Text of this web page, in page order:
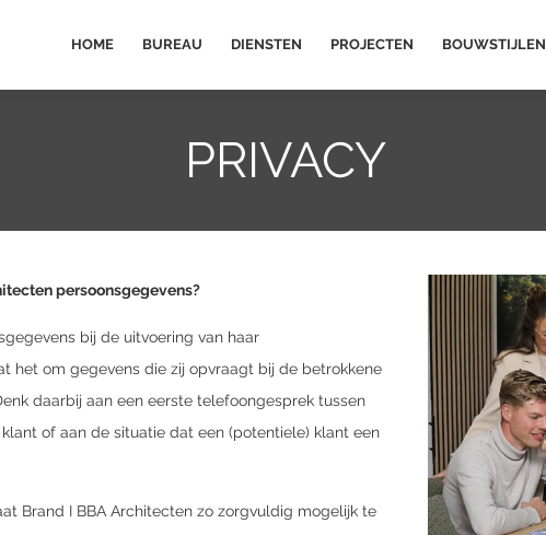
HOME BUREAU DIENSTEN PROJECTEN BOUWSTIJLEN
PRIVACY
persoonsgegevens?
bij de uitvoering van haar
het om gegevens die zij opvraagt bij de betrokkene
daarbij aan een eerste telefoongesprek tussen
of aan de situatie dat een (potentiele) klant een
Brand I BBA Architecten zo zorgvuldig mogelijk te